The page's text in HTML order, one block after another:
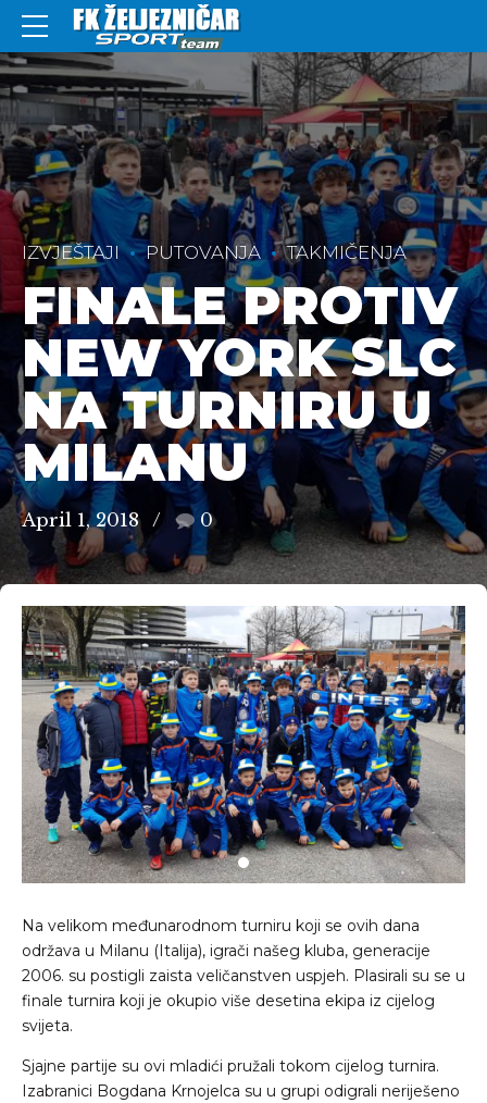
IZVJEŠTAJI PUTOVANJA TAKMIČENJA
FINALE PROTIV
NEW YORK SLC
NA TURNIRU U
MILANU
April 1, 2018 0
Na velikom međunarodnom turniru koji se ovih dana
održava u Milanu (Italija), igrači našeg kluba, generacije
2006. su postigli zaista veličanstven uspjeh. Plasirali su se u
finale turnira koji je okupio više desetina ekipa iz cijelog
svijeta.
Sjajne partije su ovi mladići pružali tokom cijelog turnira.
Izabranici Bogdana Krnojelca su u grupi odigrali neriješeno